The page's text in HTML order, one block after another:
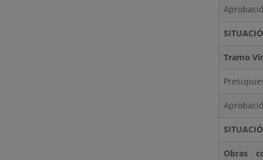
Tramo
Obras